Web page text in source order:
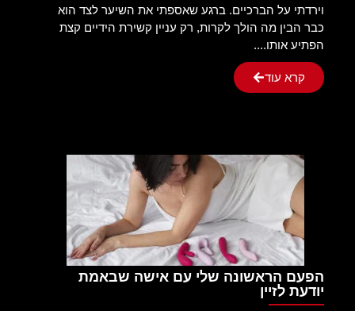
וירדתי על הברכיים. ברגע שאספתי את השיער לצד הוא
כבר הבין מה הולך לקרות, רק עניין קשירת הידיים קצת
הפתיע אותו....
קרא עוד
הפעם הראשונה שלי עם אישה שבאמת
יודעת לזיין